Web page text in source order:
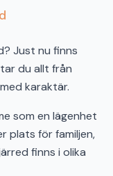
Just nu finns
du allt från
karaktär.
som en lägenhet
plats för familjen,
finns i olika